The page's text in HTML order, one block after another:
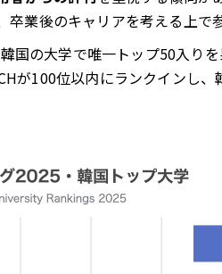
業後のキャリアを考える上で
国の大学で唯一トップ50入り
が100位以内にランクインし、